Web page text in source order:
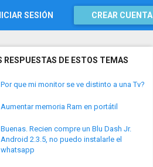
SESIÓN CREAR CUENTA
RESPUESTAS DE ESTOS TEMAS
Por que mi monitor se ve distinto a una Tv?
Aumentar memoria Ram en portátil
Buenas. Recien compre un Blu Dash Jr.
Android 2.3.5, no puedo instalarle el
whatsapp